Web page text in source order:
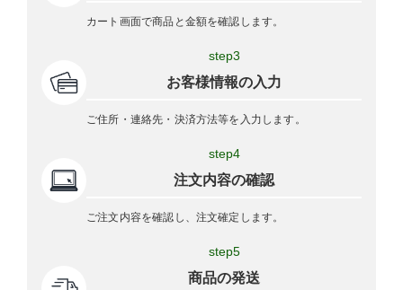
カート画面で商品と金額を確認します。
step3
お客様情報の入力
ご住所・連絡先・決済方法等を入力します。
step4
注文内容の確認
ご注文内容を確認し、注文確定します。
step5
商品の発送